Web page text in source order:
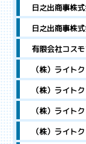
日之出商事株
日之出商事株
有限会社コス
（株）ライト
（株）ライト
（株）ライト
（株）ライト